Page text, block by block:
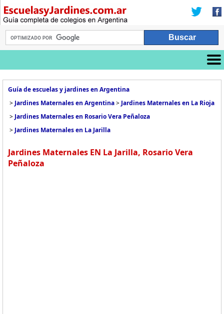
Guía de escuelas y jardines en Argentina
> Jardines Maternales en Argentina> Jardines Maternales en La Rioja
> Jardines Maternales en Rosario Vera Peñaloza
> Jardines Maternales en La Jarilla
Jardines Maternales EN La Jarilla, Rosario Vera
Peñaloza